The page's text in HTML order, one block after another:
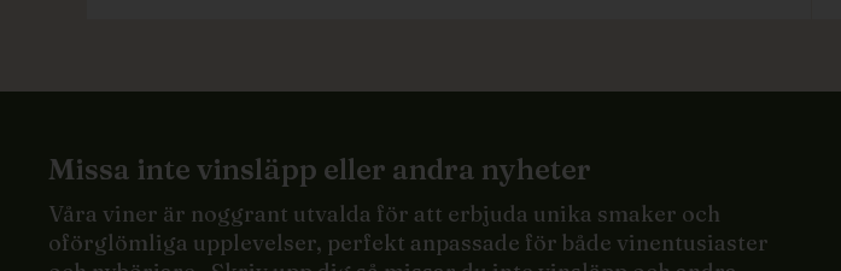
Missa inte vinsläpp eller andra nyheter
Våra viner är noggrant utvalda för att erbjuda unika smaker och
oförglömliga upplevelser, perfekt anpassade för både vinentusiaster